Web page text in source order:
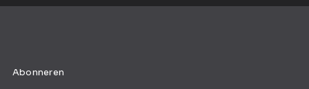
Abonneren